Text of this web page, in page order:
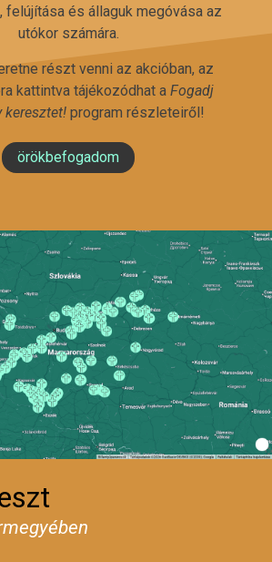
felújítása és állaguk megóvása az
utókor számára.
részt venni az akcióban, az
kattintva tájékozódhat a Fogadj
keresztet!program részleteiről!
örökbefogadom